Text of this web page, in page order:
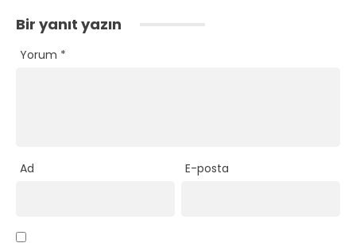
Bir yanıt yazın
Yorum *
Ad E-posta